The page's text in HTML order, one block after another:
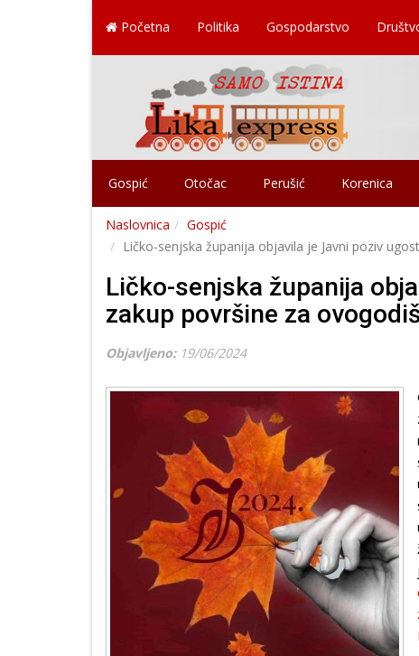
Početna Politika Gospodarstvo
Gospić Otočac Perušić Korenica
Naslovnica
Gospić
Ličko-senjska županija objavila je Javni poziv
Ličko-senjska županija
zakup površine za
Objavljeno: 19/06/2024